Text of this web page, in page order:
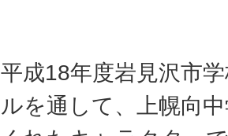
平成18年度岩見沢市
ルを通して、上幌向